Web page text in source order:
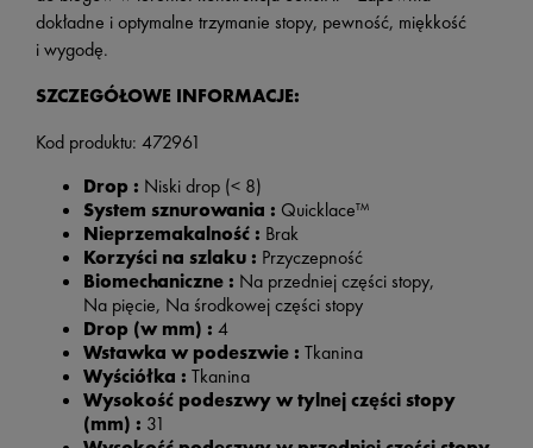
dokładne i optymalne trzymanie stopy, pewność, miękkość
i wygodę.
SZCZEGÓŁOWE INFORMACJE:
Kod produktu: 472961
Drop : Niski drop (< 8)
System sznurowania : Quicklace™
Nieprzemakalność : Brak
Korzyści na szlaku : Przyczepność
Biomechaniczne : Na przedniej części stopy,
Na pięcie, Na środkowej części stopy
Drop (w mm) : 4
Wstawka w podeszwie : Tkanina
Wyściółka : Tkanina
Wysokość podeszwy w tylnej części stopy
(mm) : 31